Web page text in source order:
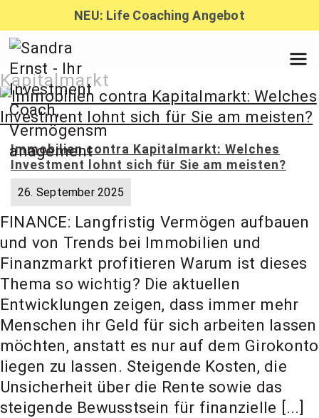
Inhalt
springen
NEU: Life Coaching Angebot
Sandra
Ernst –
Finanzber
atung,
Investmen
t Coach,
Anlageber
Kapitalmarkt
Immobilien contra Kapitalmarkt: Welches
Investment lohnt sich für Sie am meisten?
26. September 2025
FINANCE: Langfristig Vermögen aufbauen
und von Trends bei Immobilien und
Finanzmarkt profitieren Warum ist dieses
Thema so wichtig? Die aktuellen
Entwicklungen zeigen, dass immer mehr
Menschen ihr Geld für sich arbeiten lassen
möchten, anstatt es nur auf dem Girokonto
liegen zu lassen. Steigende Kosten, die
Unsicherheit über die Rente sowie das
steigende Bewusstsein für finanzielle [...]